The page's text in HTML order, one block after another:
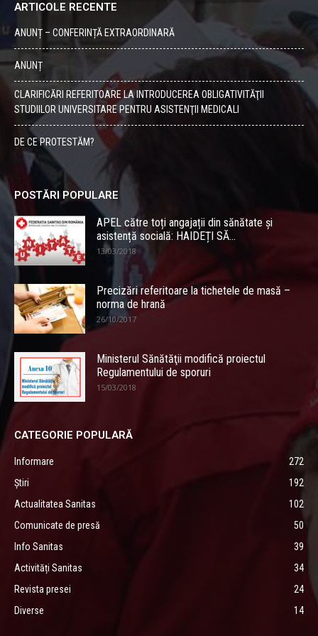
ARTICOLE RECENTE
ANUNȚ – CONFERINȚĂ EXTRAORDINARĂ
ANUNȚ
CLARIFICĂRI REFERITOARE LA INTRODUCEREA OBLIGATIVITĂŢII
STUDIILOR UNIVERSITARE PENTRU ASISTENŢII MEDICALI
DE CE PROTESTĂM?
POSTĂRI POPULARE
APEL către toți angajații din sănătate și
asistență socială: HAIDEȚI SĂ...
13/03/2018
Precizări referitoare la tichetele de masă –
norma de hrană
26/10/2017
Ministerul Sănătăţii modifică proiectul
Regulamentului de sporuri
15/03/2018
CATEGORIE POPULARĂ
Informare
272
Știri
192
Actualitatea Sanitas
102
Comunicate de presă
50
Info Sanitas
39
Activități Sanitas
34
Revista presei
24
Diverse
14